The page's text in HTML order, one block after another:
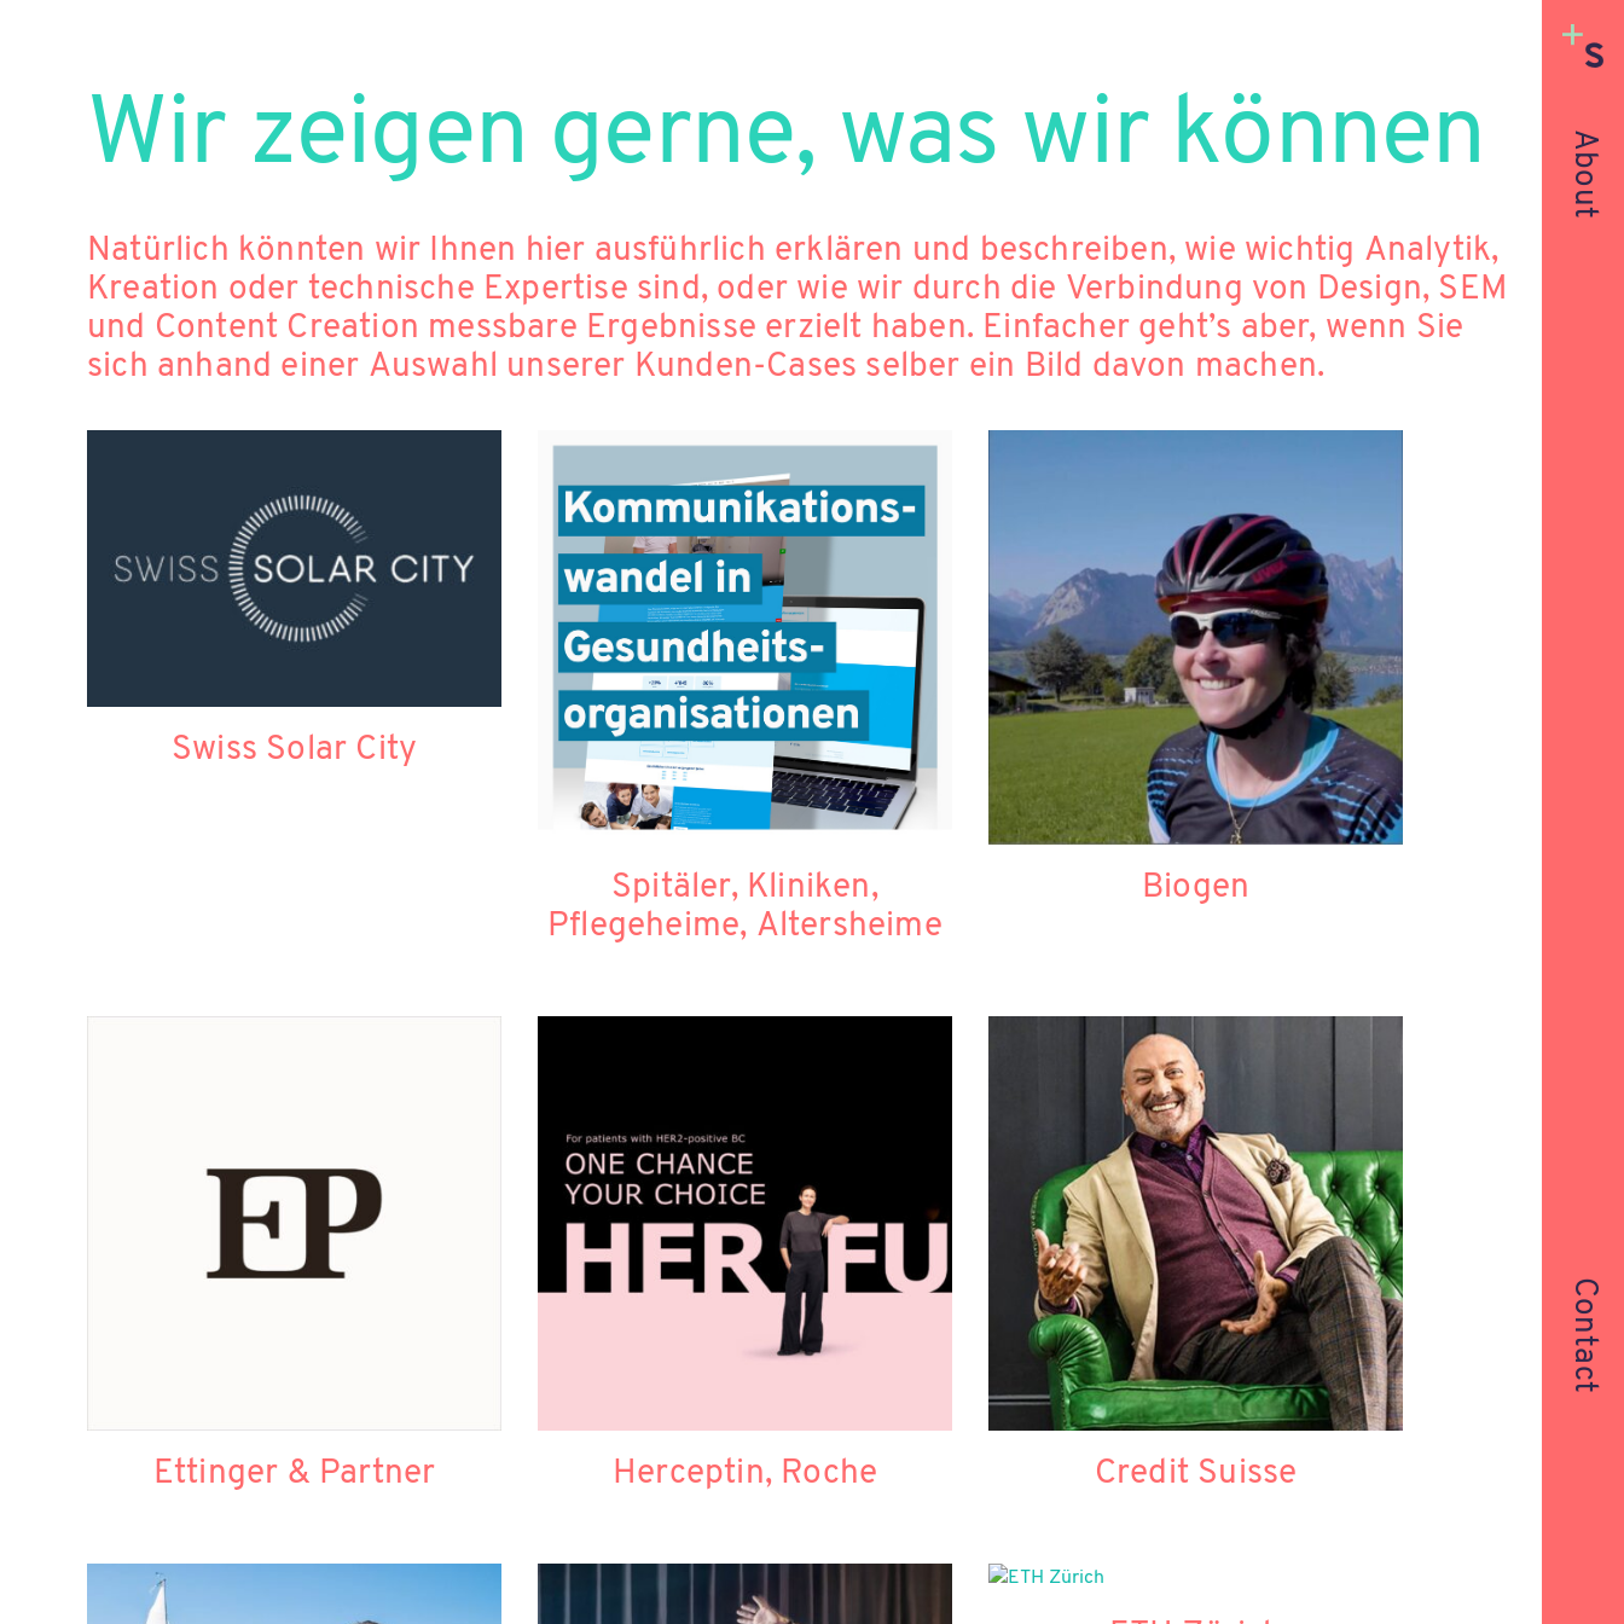
Wir zeigen gerne, was wir können
Natürlich könnten wir Ihnen hier ausführlich erklären und beschreiben, wie wichtig Analytik,
Kreation oder technische Expertise sind, oder wie wir durch die Verbindung von Design, SEM
und Content Creation messbare Ergebnisse erzielt haben. Einfacher geht’s aber, wenn Sie
sich anhand einer Auswahl unserer Kunden-Cases selber ein Bild davon machen.
Swiss Solar City
Spitäler, Kliniken,
Pflegeheime, Altersheime
Biogen
Ettinger & Partner Herceptin, Roche Credit Suisse
About
Contact